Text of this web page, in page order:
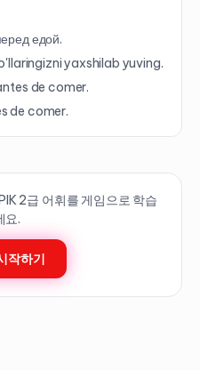
едой.
yaxshilab yuving.
de comer.
de comer.
2급 어휘를 게임으로 학습
요.
작하기